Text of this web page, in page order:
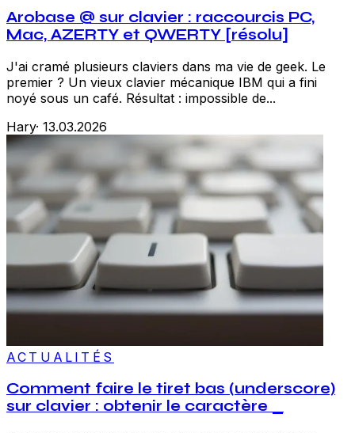
Arobase @ sur clavier : raccourcis PC,
Mac, AZERTY et QWERTY [résolu]
J'ai cramé plusieurs claviers dans ma vie de geek. Le
premier ? Un vieux clavier mécanique IBM qui a fini
noyé sous un café. Résultat : impossible de...
Hary· 13.03.2026
ACTUALITÉS
Comment faire le tiret bas (underscore)
sur clavier : obtenir le caractère _